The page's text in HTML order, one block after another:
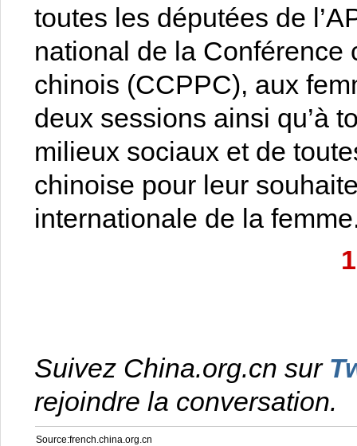
toutes les députées de
national de la
chinois (CCPPC), aux
deux sessions ainsi qu’à
milieux sociaux et de
chinoise pour leur
internationale de la
1
Suivez China.org.cn sur
rejoindre la conversation.
Source:french.china.org.cn